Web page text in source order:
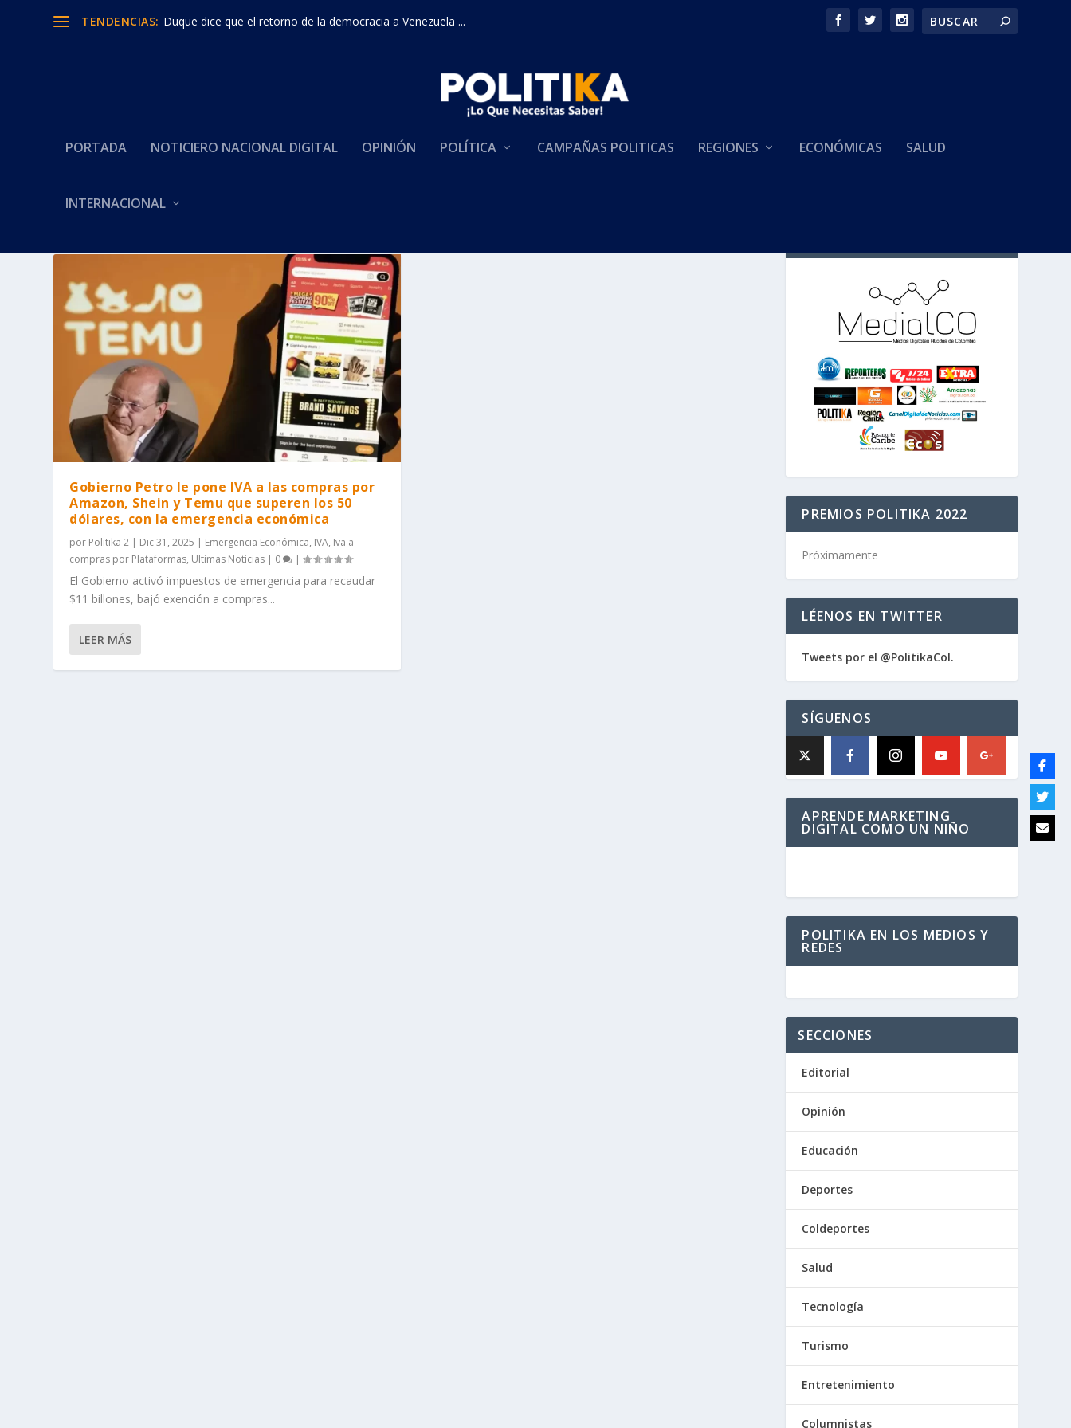
TENDENCIAS: Duque dice que el retorno de la democracia a Venezuela ...
PORTADA NOTICIERO NACIONAL DIGITAL OPINIÓN POLÍTICA CAMPAÑAS POLITICAS REGIONES ECONÓMICAS SALUD
INTERNACIONAL
Gobierno Petro le pone IVA a las compras por
Amazon, Shein y Temu que superen los 50
dólares, con la emergencia económica
por Politika 2 | Dic 31, 2025 | Emergencia Económica, IVA, Iva a
compras por Plataformas, Ultimas Noticias | 0 |
El Gobierno activó impuestos de emergencia para recaudar
$11 billones, bajó exención a compras...
LEER MÁS
PREMIOS POLITIKA 2022
Próximamente
LÉENOS EN TWITTER
Tweets por el @PolitikaCol.
SÍGUENOS
APRENDE MARKETING
DIGITAL COMO UN NIÑO
POLITIKA EN LOS MEDIOS Y
REDES
SECCIONES
Editorial
Opinión
Educación
Deportes
Coldeportes
Salud
Tecnología
Turismo
Entretenimiento
Columnistas